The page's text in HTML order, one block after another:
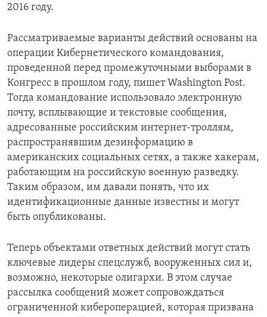
2016 году.
Рассматриваемые варианты действий основаны на
операции Кибернетического командования,
проведенной перед промежуточными выборами в
Конгресс в прошлом году, пишет Washington Post.
Тогда командование использовало электронную
почту, всплывающие и текстовые сообщения,
адресованные российским интернет-троллям,
распространявшим дезинформацию в
американских социальных сетях, а также хакерам,
работающим на российскую военную разведку.
Таким образом, им давали понять, что их
идентификационные данные известны и могут
быть опубликованы.
Теперь объектами ответных действий могут стать
ключевые лидеры спецслужб, вооруженных сил и,
возможно, некоторые олигархи. В этом случае
рассылка сообщений может сопровождаться
ограниченной кибероперацией, которая призвана